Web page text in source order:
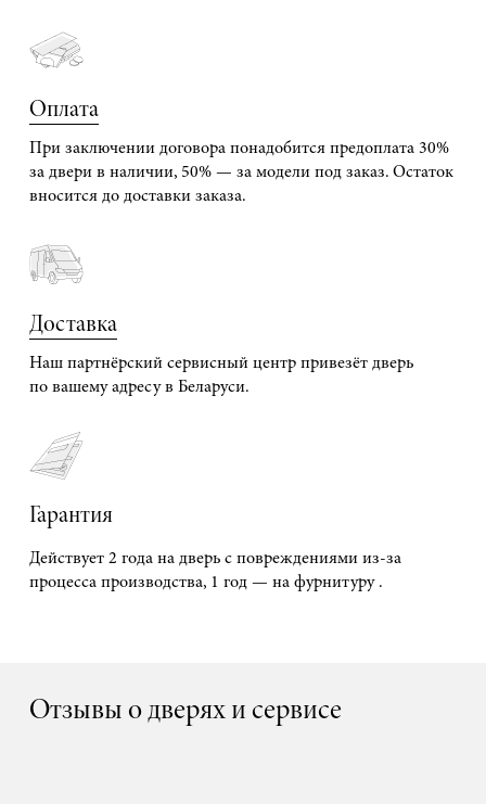
Оплата
При заключении договора понадобится предоплата 30%
за двери в наличии, 50% — за модели под заказ. Остаток
вносится до доставки заказа.
Доставка
Наш партнёрский сервисный центр привезёт дверь
по вашему адресу в Беларуси.
Гарантия
Действует 2 года на дверь с повреждениями из-за
процесса производства, 1 год — на фурнитуру .
Отзывы о дверях и сервисе